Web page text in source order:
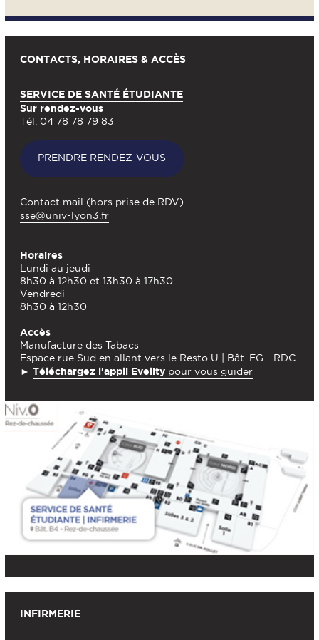
CONTACTS, HORAIRES & ACCÈS
SERVICE DE SANTÉ ÉTUDIANTE
Sur rendez-vous
Tél. 04 78 78 79 83
PRENDRE RENDEZ-VOUS
Contact mail (hors prise de RDV)
sse@univ-lyon3.fr
Horaires
Lundi au jeudi
8h30 à 12h30 et 13h30 à 17h30
Vendredi
8h30 à 12h30
Accès
Manufacture des Tabacs
Espace rue Sud en allant vers le Resto U | Bât. EG - RDC
► Téléchargez l'appli Evelity pour vous guider
INFIRMERIE